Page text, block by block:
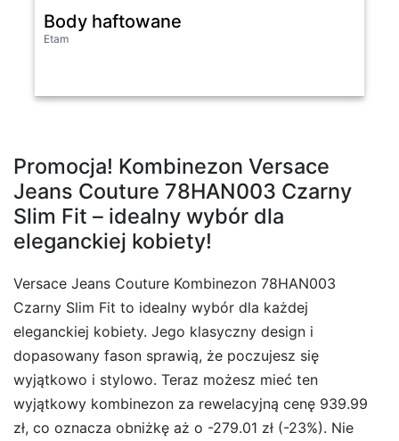
Body haftowane
Etam
Promocja! Kombinezon Versace
Jeans Couture 78HAN003 Czarny
Slim Fit – idealny wybór dla
eleganckiej kobiety!
Versace Jeans Couture Kombinezon 78HAN003
Czarny Slim Fit to idealny wybór dla każdej
eleganckiej kobiety. Jego klasyczny design i
dopasowany fason sprawią, że poczujesz się
wyjątkowo i stylowo. Teraz możesz mieć ten
wyjątkowy kombinezon za rewelacyjną cenę 939.99
zł, co oznacza obniżkę aż o -279.01 zł (-23%). Nie